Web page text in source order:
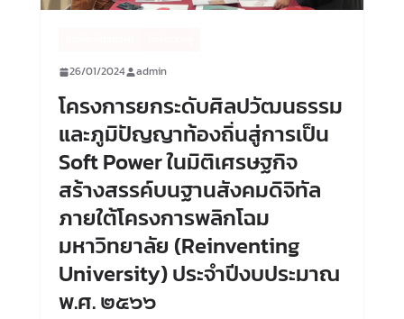
26/01/2024 admin
โครงการยกระดับศิลปวัฒนธรรม
และภูมิปัญญาท้องถิ่นสู่การเป็น
Soft Power ในมิติเศรษฐกิจ
สร้างสรรค์บนฐานสังคมดิจิทัล
ภายใต้โครงการพลิกโฉม
มหาวิทยาลัย (Reinventing
University) ประจำปีงบประมาณ
พ.ศ. ๒๕๖๖